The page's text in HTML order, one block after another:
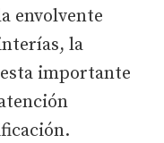
envolvente
la
importante